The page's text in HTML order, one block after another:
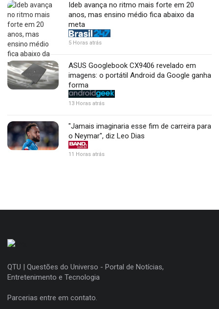
Ideb avança no ritmo mais forte em 20
anos, mas ensino médio fica abaixo da
meta
5 Horas atrás
ASUS Googlebook CX9406 revelado em
imagens: o portátil Android da Google ganha
forma
13 Horas atrás
"Jamais imaginaria esse fim de carreira para
o Neymar", diz Leo Dias
11 Horas atrás
QTU | Questões do Universo - Portal de Notícias,
Entretenimento e Tecnologia
Parcerias entre em contato.